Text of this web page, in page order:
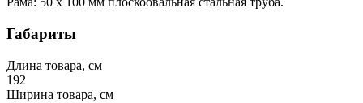
Габариты
Длина товара, см
192
Ширина товара, см